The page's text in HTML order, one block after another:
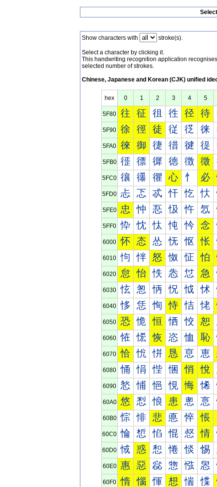
Show characters with stroke(s).
Select a character by clicking it.
This handwriting recognition application
selected number of strokes.
Chinese, Japanese and Korean (CJK) unified
hex 0 1 2 3 4 5
5F80 往 征 徂 徃 径 待
5F90 徐 徑 徒 従 徔 徕
5FA0 徠 御 徢 徣 徤 徥
5FB0 徰 徱 徲 徳 徴 徵
5FC0 忀 忁 忂 心 忄 必
5FD0 忐 忑 忒 忓 忔 忕
5FE0 忠 忡 忢 忣 忤 忥
5FF0 忰 忱 忲 忳 忴 念
6000 怀 态 怂 怃 怄 怅
6010 怐 怑 怒 怓 怔 怕
6020 怠 怡 怢 怣 怤 急
6030 怰 怱 怲 怳 怴 怵
6040 恀 恁 恂 恃 恄 恅
6050 恐 恑 恒 恓 恔 恕
6060 恠 恡 恢 恣 恤 恥
6070 恰 恱 恲 恳 恴 恵
6080 悀 悁 悂 悃 悄 悅
6090 悐 悑 悒 悓 悔 悕
60A0 悠 悡 悢 患 悤 悥
60B0 悰 悱 悲 悳 悴 悵
60C0 惀 惁 惂 惃 惄 情
60D0 惐 惑 惒 惓 惔 惕
60E0 惠 惡 惢 惣 惤 惥
60F0 惰 惱 惲 想 惴 惵